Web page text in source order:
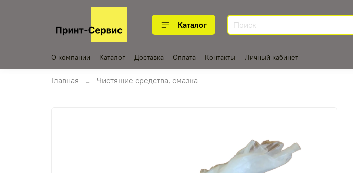
Каталог
О компании Каталог Доставка Оплата Контакты Личный кабинет
Главная Чистящие средства, смазка